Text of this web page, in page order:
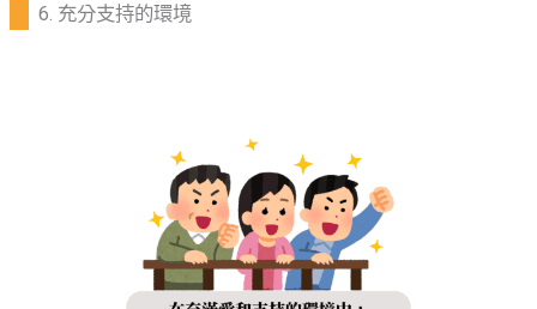
6. 充分支持的環境